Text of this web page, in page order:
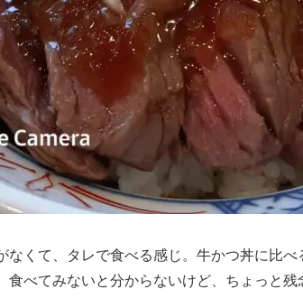
なくて、タレで食べる感じ。牛かつ丼に比
食べてみないと分からないけど、ちょっと残